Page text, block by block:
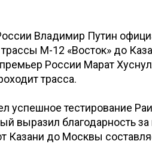
Владимир Путин
М-12 «Восток» до
России Марат
трасса.
успешное тестирование
выразил благодарность за
Казани до Москвы